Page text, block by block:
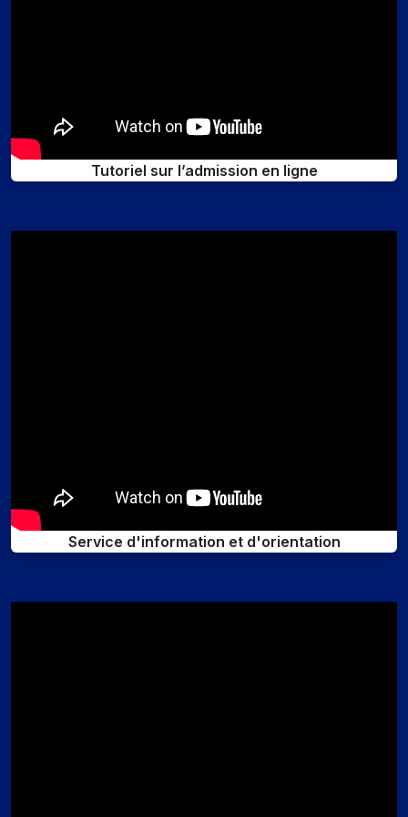
Tutoriel sur l’admission en ligne
Service d'information et d'orientation